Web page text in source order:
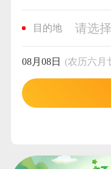
目的地 请选
08月08日 (农历六月